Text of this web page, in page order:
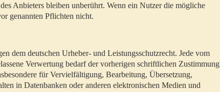
Anbieters bleiben unberührt. Wenn ein Nutzer die mögliche
genannten Pflichten nicht.
dem deutschen Urheber- und Leistungsschutzrecht. Jede vom
Verwertung bedarf der vorherigen schriftlichen Zustimmung
für Vervielfältigung, Bearbeitung, Übersetzung,
in Datenbanken oder anderen elektronischen Medien und